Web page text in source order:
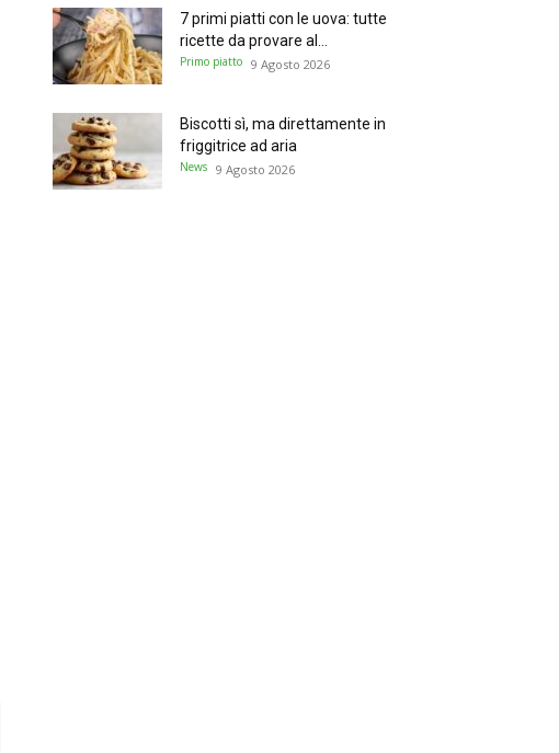
7 primi piatti con le uova: tutte
ricette da provare al...
Primo piatto 9 Agosto 2026
Biscotti sì, ma direttamente in
friggitrice ad aria
News 9 Agosto 2026